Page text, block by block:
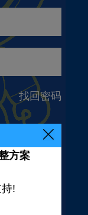
找回密码
方案
!